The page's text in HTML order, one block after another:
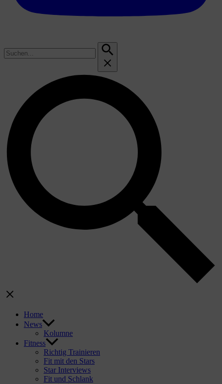
nach:
Home
News
Kolumne
Fitness
Richtig Trainieren
Fit mit den Stars
Star Interviews
Fit und Schlank